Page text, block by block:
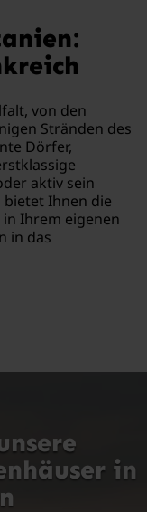
von den
Stränden des
Dörfer,
aktiv sein
Ihnen die
Ihrem eigenen
in das
in